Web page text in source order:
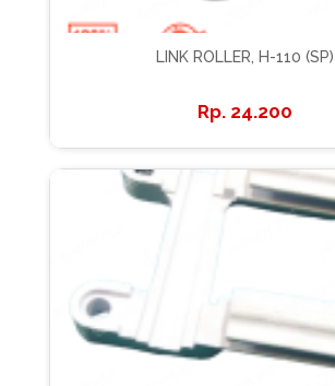
LINK ROLLER, H-110 (SP)
24.200